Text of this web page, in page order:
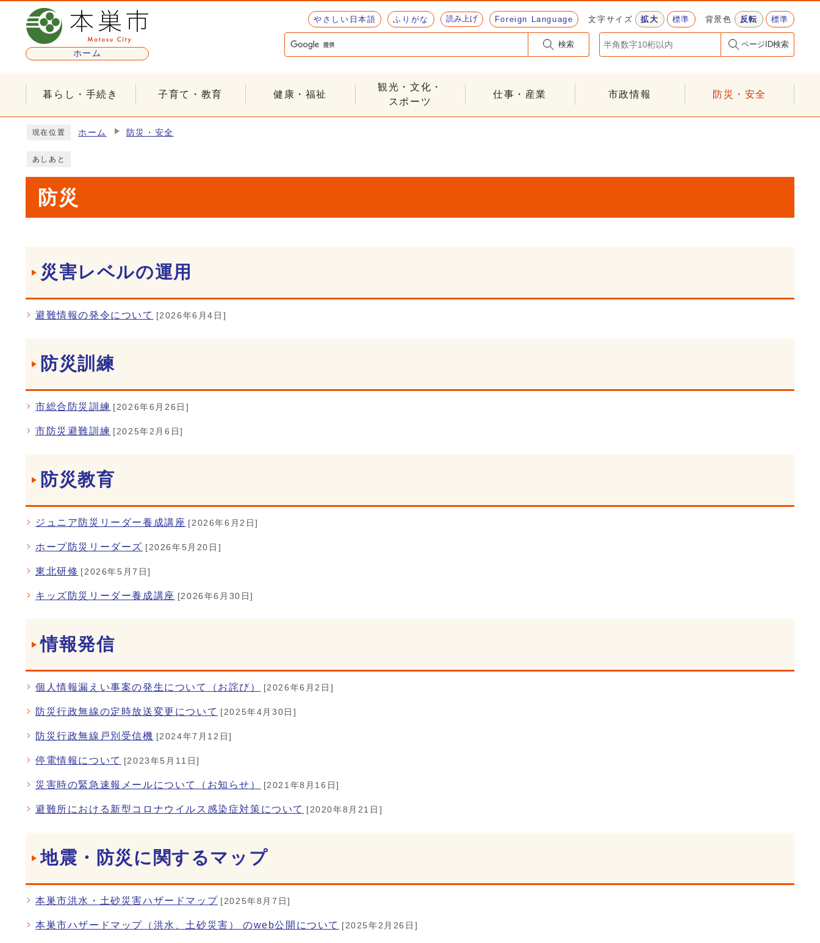
ページの先頭です
ホーム
やさしい日本語 ふりがな 読み上げ Foreign Language 文字サイズ 拡大 標準 背景色 反転 標準
検索 ページID検索
暮らし・手続き 子育て・教育 健康・福祉
観光・文化・
スポーツ
仕事・産業 市政情報 防災・安全
現在位置 ホーム 防災・安全
あしあと
防災
メインメニュー
災害レベルの運用
避難情報の発令について [2026年6月4日]
防災訓練
市総合防災訓練 [2026年6月26日]
市防災避難訓練 [2025年2月6日]
防災教育
ジュニア防災リーダー養成講座 [2026年6月2日]
ホープ防災リーダーズ [2026年5月20日]
東北研修 [2026年5月7日]
キッズ防災リーダー養成講座 [2026年6月30日]
情報発信
個人情報漏えい事案の発生について（お詫び） [2026年6月2日]
防災行政無線の定時放送変更について [2025年4月30日]
防災行政無線戸別受信機 [2024年7月12日]
停電情報について [2023年5月11日]
災害時の緊急速報メールについて（お知らせ） [2021年8月16日]
避難所における新型コロナウイルス感染症対策について [2020年8月21日]
地震・防災に関するマップ
本巣市洪水・土砂災害ハザードマップ [2025年8月7日]
本巣市ハザードマップ（洪水、土砂災害） のweb公開について [2025年2月26日]